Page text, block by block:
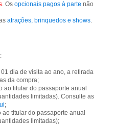
. Os opcionais pagos à parte não
atrações, brinquedos e shows.
dia de visita ao ano, a retirada
da compra;
ao titular do passaporte anual
limitadas). Consulte as
;
ao titular do passaporte anual
limitadas);